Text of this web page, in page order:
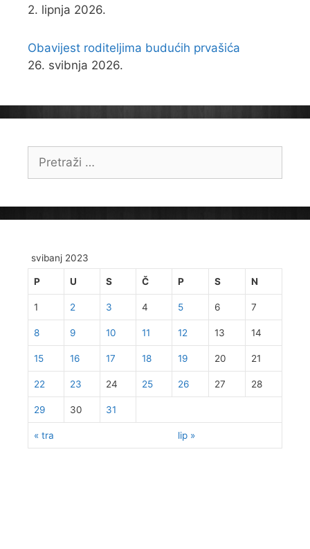
2. lipnja 2026.
Obavijest roditeljima budućih prvašića
26. svibnja 2026.
Pretraži:
svibanj 2023
P U S Č P S N
« tra lip »
1 2 3 4 5 6 7
8 9 10 11 12 13 14
15 16 17 18 19 20 21
22 23 24 25 26 27 28
29 30 31